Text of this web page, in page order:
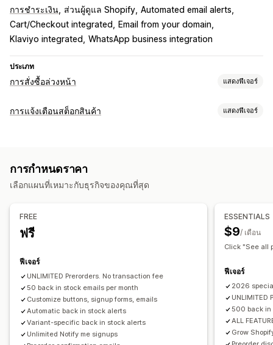
การชำระเงิน ส่วนผู้ดูแล Shopify Automated email alerts
Cart/Checkout integrated
Email from your domain
Klaviyo integrated
WhatsApp business integration
ประเภท
การสั่งซื้อล่วงหน้า แสดงฟีเจอร์
ประเภทคำสั่งซื้อ
การปรับแต่ง
ปุ่ม
แบนเนอร์ การสร้างแบรนด์ที่กำหนดเอง
วันที่ความพร้อม
ตัวเลือกการชำระเงิน
การแจ้งเตือนสต็อกสินค้า แสดงฟีเจอร์
สินค้ากลับเข้าสต็อก
หมดสต็อก การแจ้งเตือนที่กำหนดเอง
การตั้งค่าการแจ้งเตือน
การวิเคราะห์และการรายงาน
ความต้องการของลูกค้า
รายงานสินค้าคงคลัง
การติดตามสินค้าคงคลัง
การกำหนดราคา
เลือกแผนที่เหมาะกับธุรกิจของคุณที่สุด
FREE
ฟรี
ฟีเจอร์
UNLIMITED Prerorders. No transaction fee
50 back in stock emails per month
Customize buttons, signup forms, emails
Automatic back in stock alerts
Variant-specific back in stock alerts
Unlimited Notify me signups
ESSENTIALS
$9/ เดือน
Click "See all
ฟีเจอร์
2026
UNLIMITED
500 back in
ALL
Grow